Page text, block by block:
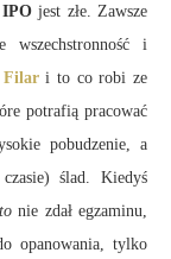
IPOjest złe. Zawsze
i
Filari to co robi ze
potrafią pracować
pobudzenie, a
ślad. Kiedyś
nie zdał egzaminu,
opanowania, tylko